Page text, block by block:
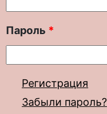
Пароль *
Регистрация
Забыли пароль?